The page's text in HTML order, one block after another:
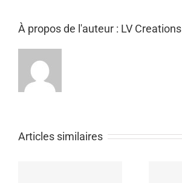
À propos de l'auteur : LV Creations
Articles similaires